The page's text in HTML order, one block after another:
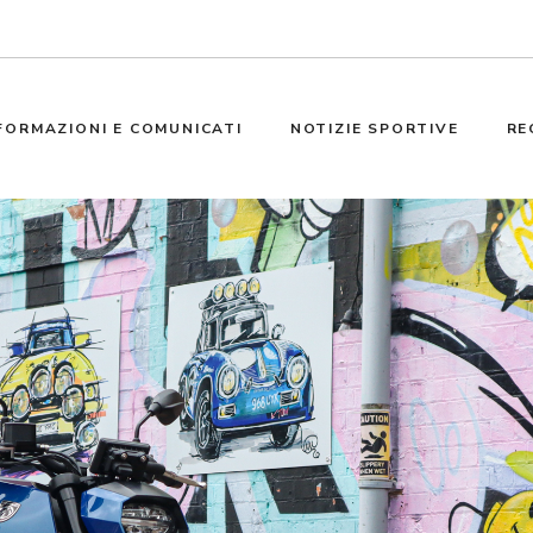
E COMUNICATI NOTIZIE SPORTIVE